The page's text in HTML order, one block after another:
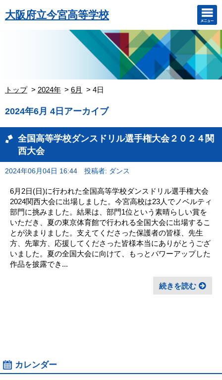
大阪府立今宮高等学校
トップ 2024年 6月 4日
2024年6月 4日アーカイブ
全国高等学校ダンスドリル選手権大会２０２４関
西大会
2024年06月04日 16:44 投稿者: ダンス
6月2日(日)に行われた全国高等学校ダンスドリル選手権大会
2024関西大会に出場しました。今宮高校は23人でノベルティ
部門に挑みました。結果は、部門1位という素晴らしい賞を
いただき、夏の東京体育館で行われる全国大会に出場するこ
とが決まりました。支えてくださった保護者の皆様、先生
方、先輩方、応援してくださった皆様本当にありがとうござ
いました。夏の全国大会に向けて、もっとパワーアップした
作品を披露でき...
続きを読む
カレンダー